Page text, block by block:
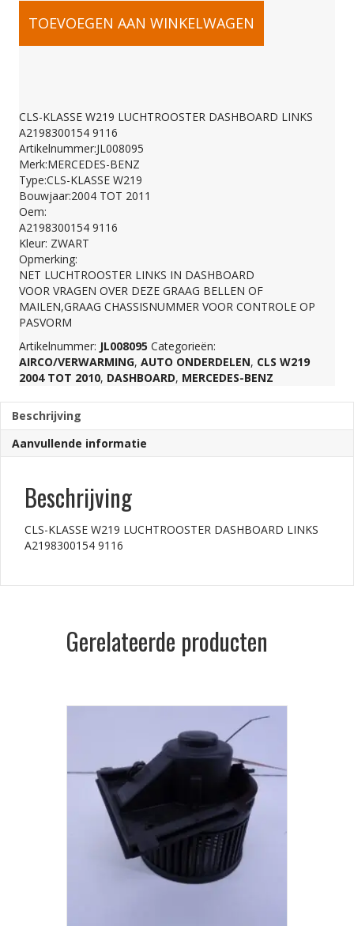
CLS-
W219
LUCHTROOSTER
DASHBOARD
LINKS
A2198300154
9116
aantal
TOEVOEGEN AAN WINKELWAGEN
CLS-KLASSE W219 LUCHTROOSTER DASHBOARD LINKS
A2198300154 9116
Artikelnummer:JL008095
Merk:MERCEDES-BENZ
Type:CLS-KLASSE W219
Bouwjaar:2004 TOT 2011
Oem:
A2198300154 9116
Kleur: ZWART
Opmerking:
NET LUCHTROOSTER LINKS IN DASHBOARD
VOOR VRAGEN OVER DEZE GRAAG BELLEN OF
MAILEN,GRAAG CHASSISNUMMER VOOR CONTROLE OP
PASVORM
Artikelnummer: JL008095 Categorieën:
AIRCO/VERWARMING, AUTO ONDERDELEN, CLS W219
2004 TOT 2010, DASHBOARD, MERCEDES-BENZ
Beschrijving
Aanvullende informatie
Beschrijving
CLS-KLASSE W219 LUCHTROOSTER DASHBOARD LINKS
A2198300154 9116
Gerelateerde producten